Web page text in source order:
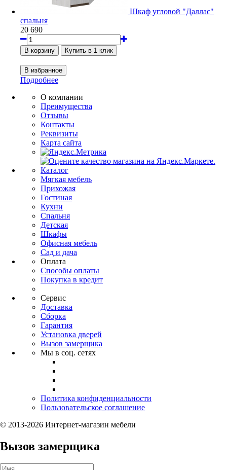
Шкаф угловой "Даллас"
спальня
20 690
Подробнее
О компании
Преимущества
Отзывы
Контакты
Реквизиты
Карта сайта
Каталог
Мягкая мебель
Прихожая
Гостиная
Кухни
Спальня
Детская
Шкафы
Офисная мебель
Сад и дача
Оплата
Способы оплаты
Покупка в кредит
Сервис
Доставка
Сборка
Гарантия
Установка дверей
Вызов замерщика
Мы в соц. сетях
Политика конфиденциальности
Пользовательское соглашение
© 2013-2026 Интернет-магазин мебели
Вызов замерщика